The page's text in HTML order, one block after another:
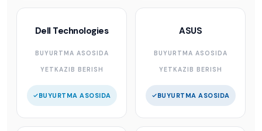
Dell Technologies
BUYURTMA ASOSIDA
YETKAZIB BERISH
BUYURTMA ASOSIDA
ASUS
BUYURTMA ASOSIDA
YETKAZIB BERISH
BUYURTMA ASOSIDA